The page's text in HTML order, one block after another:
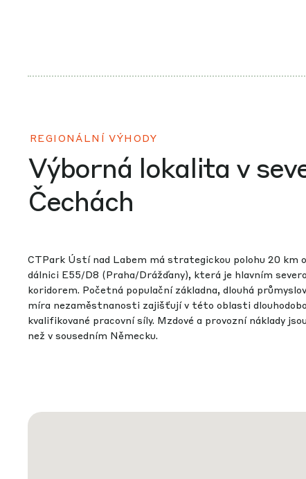
REGIONÁLNÍ VÝHODY
Výborná lokalita v
Čechách
CTPark Ústí nad Labem má strategickou polohu 20 km
dálnici E55/D8 (Praha/Drážďany), která je hlavním
koridorem. Početná populační základna, dlouhá
míra nezaměstnanosti zajišťují v této oblasti
kvalifikované pracovní síly. Mzdové a provozní náklady
než v sousedním Německu.